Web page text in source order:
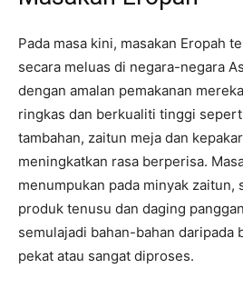
Pada masa kini, masakan Eropah
secara meluas di negara-negara
dengan amalan pemakanan
ringkas dan berkualiti tinggi
tambahan, zaitun meja dan
meningkatkan rasa berperisa.
menumpukan pada minyak zaitun,
produk tenusu dan daging
semulajadi bahan-bahan daripada
pekat atau sangat diproses.